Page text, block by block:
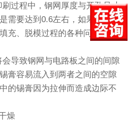
程中，钢网厚度与开孔尺寸
需要达到0.6左右，如果两者比
充、脱模过程的各种问题。
致钢网与电路板之间的间隙
膏容易流入到两者之间的空隙
的锡膏因为拉伸而造成边际不
燥